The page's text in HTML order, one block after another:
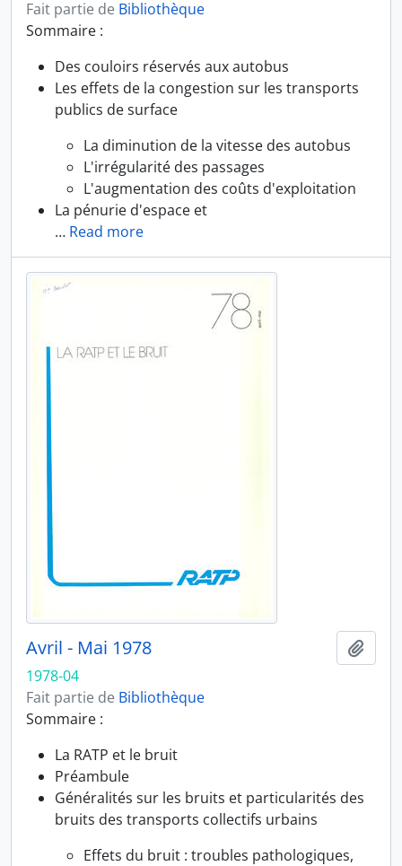
Fait partie de Bibliothèque
Sommaire :
Des couloirs réservés aux autobus
Les effets de la congestion sur les transports
publics de surface
La diminution de la vitesse des autobus
L'irrégularité des passages
L'augmentation des coûts d'exploitation
La pénurie d'espace et
… Read more
Avril - Mai 1978
1978-04
Fait partie de Bibliothèque
Sommaire :
La RATP et le bruit
Préambule
Généralités sur les bruits et particularités des
bruits des transports collectifs urbains
Effets du bruit : troubles pathologiques,